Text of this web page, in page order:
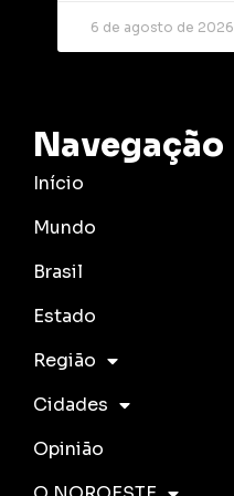
6 de agosto de 2026
Navegação
Início
Mundo
Brasil
Estado
Região
Cidades
Opinião